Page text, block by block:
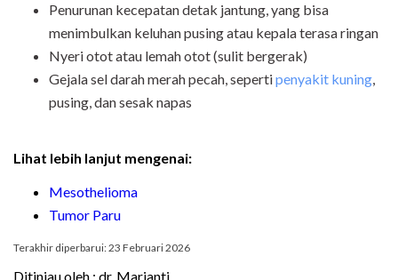
Penurunan kecepatan detak jantung, yang bisa
menimbulkan keluhan pusing atau kepala terasa ringan
Nyeri otot atau lemah otot (sulit bergerak)
Gejala sel darah merah pecah, sepertipenyakit kuning,
pusing, dan sesak napas
Lihat lebih lanjut mengenai:
Mesothelioma
Tumor Paru
Terakhir diperbarui: 23 Februari 2026